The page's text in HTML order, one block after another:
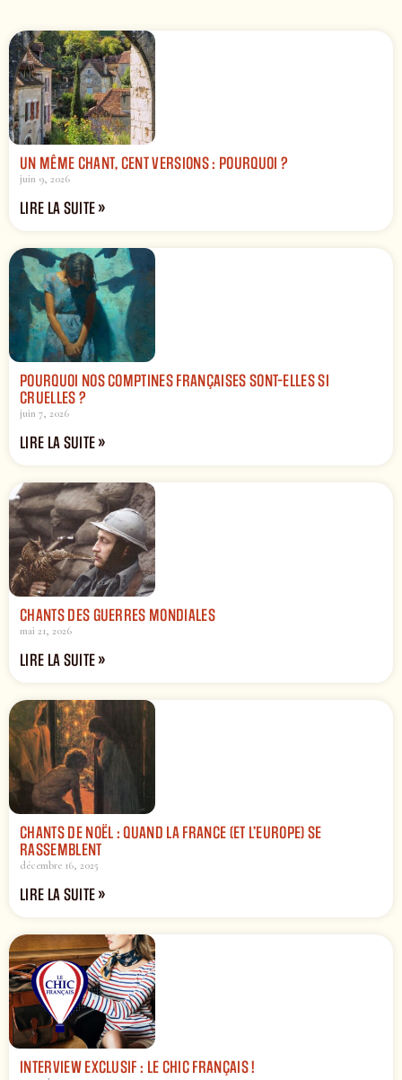
UN MÊME CHANT, CENT VERSIONS : POURQUOI ?
juin 9, 2026
LIRE LA SUITE »
POURQUOI NOS COMPTINES FRANÇAISES SONT-ELLES SI
CRUELLES ?
juin 7, 2026
LIRE LA SUITE »
CHANTS DES GUERRES MONDIALES
mai 21, 2026
LIRE LA SUITE »
CHANTS DE NOËL : QUAND LA FRANCE (ET L’EUROPE) SE
RASSEMBLENT
décembre 16, 2025
LIRE LA SUITE »
INTERVIEW EXCLUSIF : LE CHIC FRANÇAIS !